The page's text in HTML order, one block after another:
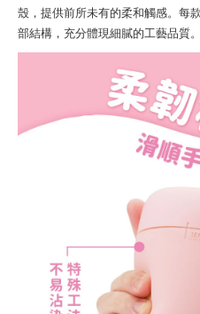
殼，提供前所未有的柔和觸感。每
部結構，充分體現細膩的工藝品質。